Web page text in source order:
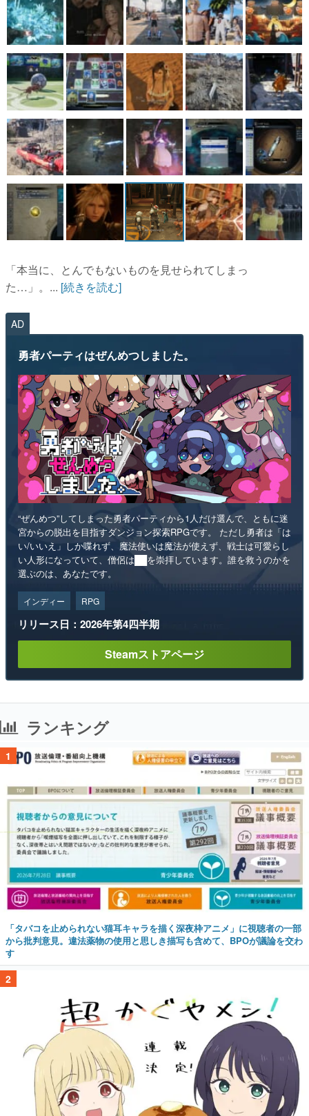
電ファミニコゲーマーとは？
運営：株式会社マレ
「本当に、とんでもないものを見せられてしまっ
た…」。... [続きを読む]
AD
勇者パーティはぜんめつしました。
“ぜんめつ”してしまった勇者パーティから1人だけ選んで、ともに迷
宮からの脱出を目指すダンジョン探索RPGです。 ただし勇者は「は
い/いいえ」しか喋れず、魔法使いは魔法が使えず、戦士は可愛らし
い人形になっていて、僧侶は██を崇拝しています。誰を救うのかを
選ぶのは、あなたです。
インディー RPG
リリース日：2026年第4四半期
Steamストアページ
ランキング
1
「タバコを止められない猫耳キャラを描く深夜枠アニメ」に視聴者の一部
から批判意見。違法薬物の使用と思しき描写も含めて、BPOが議論を交わ
す
2